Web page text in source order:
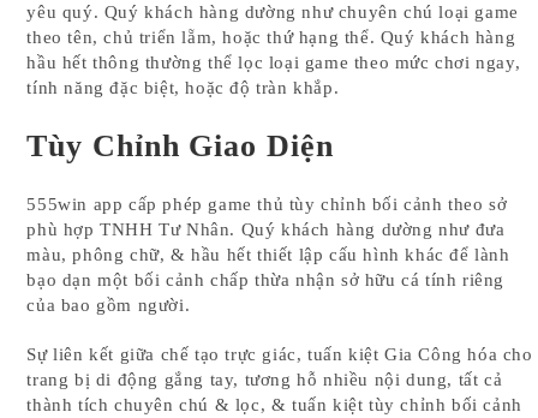
yêu quý. Quý khách hàng dường như chuyên chú loại game
theo tên, chủ triển lẵm, hoặc thứ hạng thể. Quý khách hàng
hầu hết thông thường thể lọc loại game theo mức chơi ngay,
tính năng đặc biệt, hoặc độ tràn khắp.
Tùy Chỉnh Giao Diện
555win app cấp phép game thủ tùy chỉnh bối cảnh theo sở
phù hợp TNHH Tư Nhân. Quý khách hàng dường như đưa
màu, phông chữ, & hầu hết thiết lập cấu hình khác để lành
bạo dạn một bối cảnh chấp thừa nhận sở hữu cá tính riêng
của bao gồm người.
Sự liên kết giữa chế tạo trực giác, tuấn kiệt Gia Công hóa cho
trang bị di động gắng tay, tương hỗ nhiều nội dung, tất cả
thành tích chuyên chú & lọc, & tuấn kiệt tùy chỉnh bối cảnh